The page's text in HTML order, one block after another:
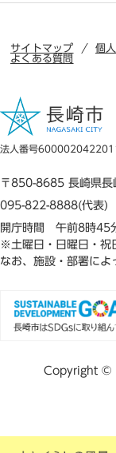
サイトマップ 個
よくある質問
法人番号
〒850-8685 長崎県長
095-822-8888(代表)
開庁時間 午前8時45
※土曜日・日曜日・祝
なお、施設・部署によ
Copyright ©